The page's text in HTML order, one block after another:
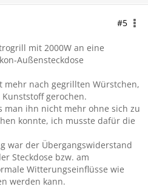
#5
mit 2000W an eine
Außensteckdose
mehr nach gegrillten Würstchen,
gerochen.
man ihn nicht mehr ohne sich zu
konnte, ich musste dafür die
war der Übergangswiderstand
Steckdose bzw. am
Witterungseinflüsse wie
werden kann.